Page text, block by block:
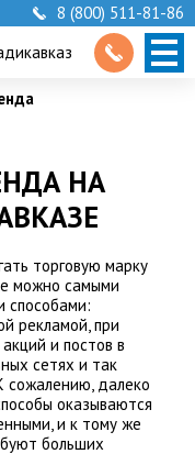
8 (800) 511-81-86
НА
торговую марку
можно самыми
способами:
рекламой, при
и постов в
сетях и так
сожалению, далеко
оказываются
и к тому же
больших